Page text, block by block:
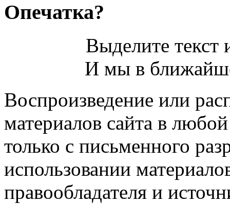
Опечатка?
Выделите
И мы в
Воспроизведение или
материалов сайта в
только с письменного
использовании
правообладателя и